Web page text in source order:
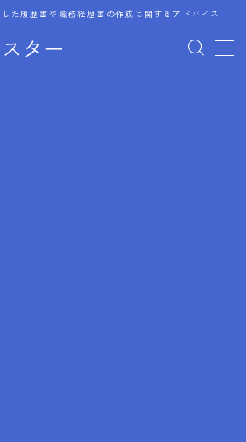
ター
た履歴書や職務経歴書の作成に関するアドバイス